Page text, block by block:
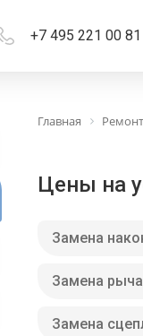
+7 495 221 00 81
Главная
Цены на
Замена
Замена
Замена